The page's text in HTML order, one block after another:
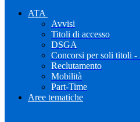
ATA
Avvisi
Titoli di accesso
DSGA
Concorsi per soli titoli -
Reclutamento
Mobilità
Part-Time
Aree tematiche